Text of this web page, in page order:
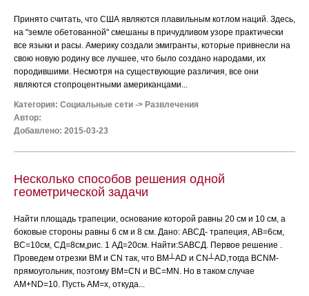
Принято считать, что США являются плавильным котлом наций. Здесь,
на "земле обетованной" смешаны в причудливом узоре практически
все языки и расы. Америку создали эмигранты, которые привнесли на
свою новую родину все лучшее, что было создано народами, их
породившими. Несмотря на существующие различия, все они
являются стопроцентными американцами...
Категория: Социальные сети -> Развлечения
Автор:
Добавлено: 2015-03-23
Несколько способов решения одной
геометрической задачи
Найти площадь трапеции, основание которой равны 20 см и 10 см, а
боковые стороны равны 6 см и 8 см. Дано: АВСД- трапеция, АВ=6см,
ВС=10см, СД=8см,рис. 1 АД=20см. Найти:SАВСД. Первое решение .
Проведем отрезки BM и CN так, что BM┴AD и CN┴AD,тогда BCNM-
прямоугольник, поэтому BM=CN и BC=MN. Но в таком случае
AM+ND=10. Пусть AM=x, откуда...